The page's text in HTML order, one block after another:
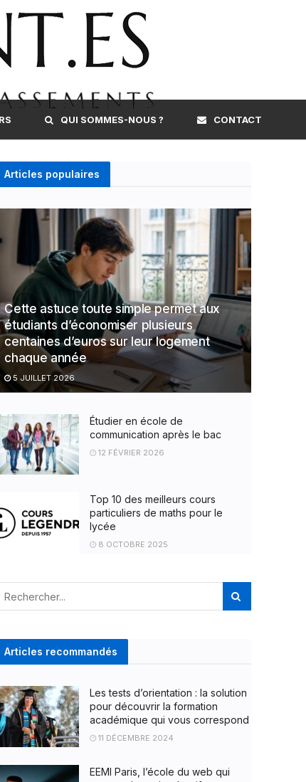
QUI SOMMES-NOUS ? CONTACT
Articles populaires
Cette astuce toute simple permet aux
étudiants d’économiser plusieurs
centaines d’euros sur leur logement
chaque année
5 JUILLET 2026
Étudier en école de
communication après le bac
12 FÉVRIER 2026
Top 10 des meilleurs cours
particuliers de maths pour le
lycée
8 OCTOBRE 2025
Articles recommandés
Les tests d’orientation : la solution
pour découvrir la formation
académique qui vous correspond
11 DÉCEMBRE 2024
EEMI Paris, l’école du web qui